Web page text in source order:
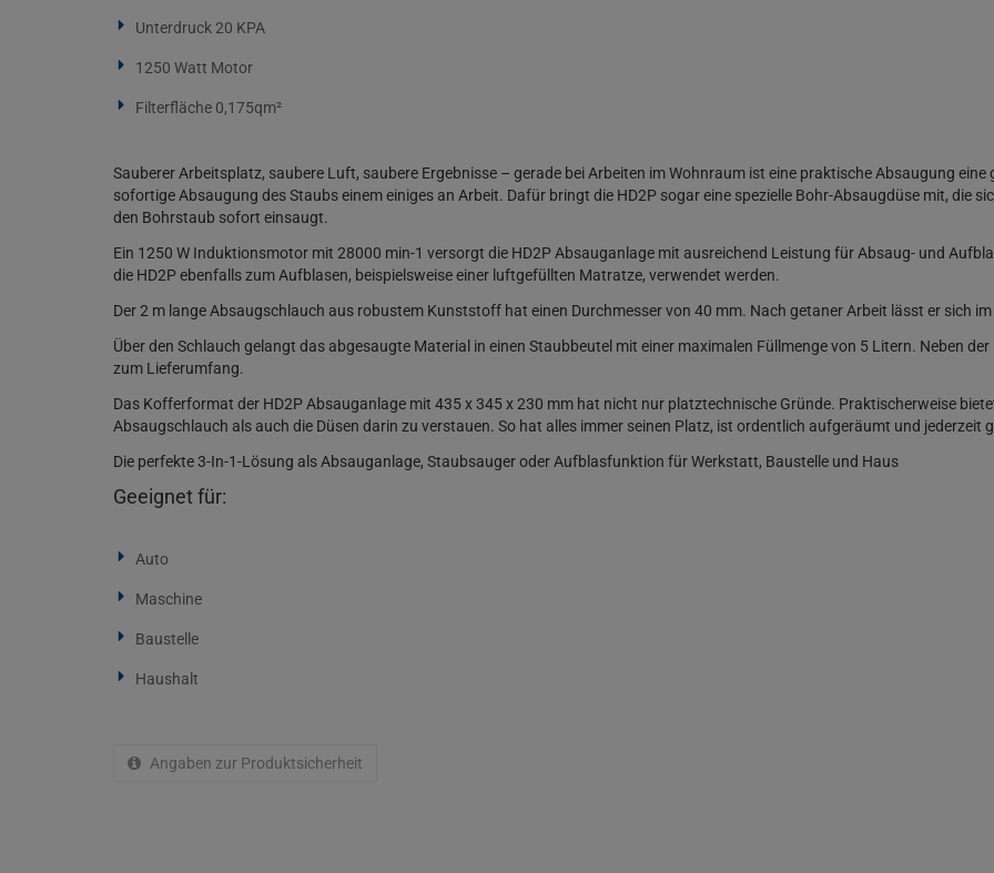
Unterdruck 20 KPA
1250 Watt Motor
Filterfläche 0,175qm²
Sauberer Arbeitsplatz, saubere Luft, saubere Ergebnisse – gerade bei Arbeiten im Wohnraum ist eine praktische Absaugung
sofortige Absaugung des Staubs einem einiges an Arbeit. Dafür bringt die HD2P sogar eine spezielle Bohr-Absaugdüse mit, die
den Bohrstaub sofort einsaugt.
Ein 1250 W Induktionsmotor mit 28000 min-1 versorgt die HD2P Absauganlage mit ausreichend Leistung für Absaug- und
die HD2P ebenfalls zum Aufblasen, beispielsweise einer luftgefüllten Matratze, verwendet werden.
Der 2 m lange Absaugschlauch aus robustem Kunststoff hat einen Durchmesser von 40 mm. Nach getaner Arbeit lässt er sich
Über den Schlauch gelangt das abgesaugte Material in einen Staubbeutel mit einer maximalen Füllmenge von 5 Litern. Neben
zum Lieferumfang.
Das Kofferformat der HD2P Absauganlage mit 435 x 345 x 230 mm hat nicht nur platztechnische Gründe. Praktischerweise
Absaugschlauch als auch die Düsen darin zu verstauen. So hat alles immer seinen Platz, ist ordentlich aufgeräumt und jederzeit
Die perfekte 3-In-1-Lösung als Absauganlage, Staubsauger oder Aufblasfunktion für Werkstatt, Baustelle und Haus
Geeignet für:
Auto
Maschine
Baustelle
Haushalt
Angaben zur Produktsicherheit